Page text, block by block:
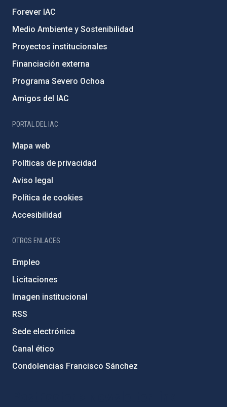
Forever IAC
Medio Ambiente y Sostenibilidad
Proyectos institucionales
Financiación externa
Programa Severo Ochoa
Amigos del IAC
PORTAL DEL IAC
Mapa web
Políticas de privacidad
Aviso legal
Política de cookies
Accesibilidad
OTROS ENLACES
Empleo
Licitaciones
Imagen institucional
RSS
Sede electrónica
Canal ético
Condolencias Francisco Sánchez